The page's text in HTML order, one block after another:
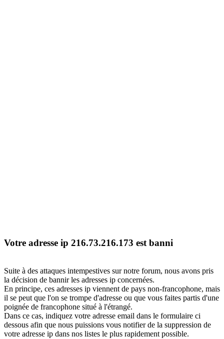
Votre adresse ip 216.73.216.173 est banni
Suite à des attaques intempestives sur notre forum, nous avons pris
la décision de bannir les adresses ip concernées.
En principe, ces adresses ip viennent de pays non-francophone, mais
il se peut que l'on se trompe d'adresse ou que vous faites partis d'une
poignée de francophone situé à l'étrangé.
Dans ce cas, indiquez votre adresse email dans le formulaire ci
dessous afin que nous puissions vous notifier de la suppression de
votre adresse ip dans nos listes le plus rapidement possible.